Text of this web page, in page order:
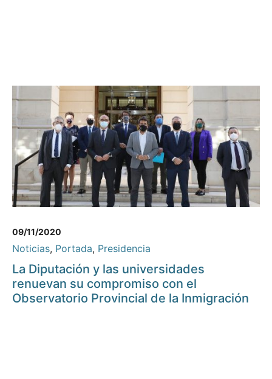
09/11/2020
Noticias, Portada, Presidencia
La Diputación y las universidades
renuevan su compromiso con el
Observatorio Provincial de la Inmigración